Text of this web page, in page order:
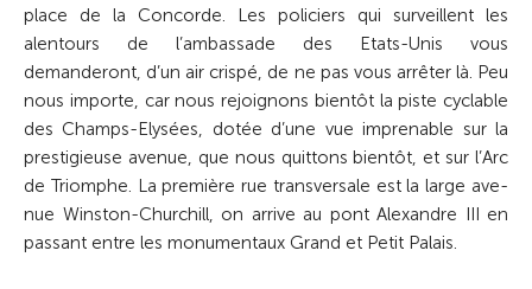
place de la Concorde. Les policiers qui surveillent les
alentours de l’ambassade des Etats-Unis vous
demanderont, d’un air crispé, de ne pas vous arrêter là. Peu
nous importe, car nous rejoignons bientôt la piste cyclable
des Champs-Elysées, dotée d’une vue imprenable sur la
prestigieuse avenue, que nous quittons bientôt, et sur l’Arc
de Triomphe. La pre­mière rue transversale est la large ave­
nue Winston-Churchill, on arrive au pont Alexandre III en
passant entre les monumentaux Grand et Petit Palais.